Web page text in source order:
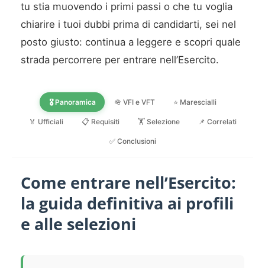
tu stia muovendo i primi passi o che tu voglia
chiarire i tuoi dubbi prima di candidarti, sei nel
posto giusto: continua a leggere e scopri quale
strada percorrere per entrare nell’Esercito.
🎖️ Panoramica 🪖 VFI e VFT ⭐ Marescialli
🏅 Ufficiali 📋 Requisiti 🏋️ Selezione 📌 Correlati
✅ Conclusioni
Come entrare nell’Esercito:
la guida definitiva ai profili
e alle selezioni